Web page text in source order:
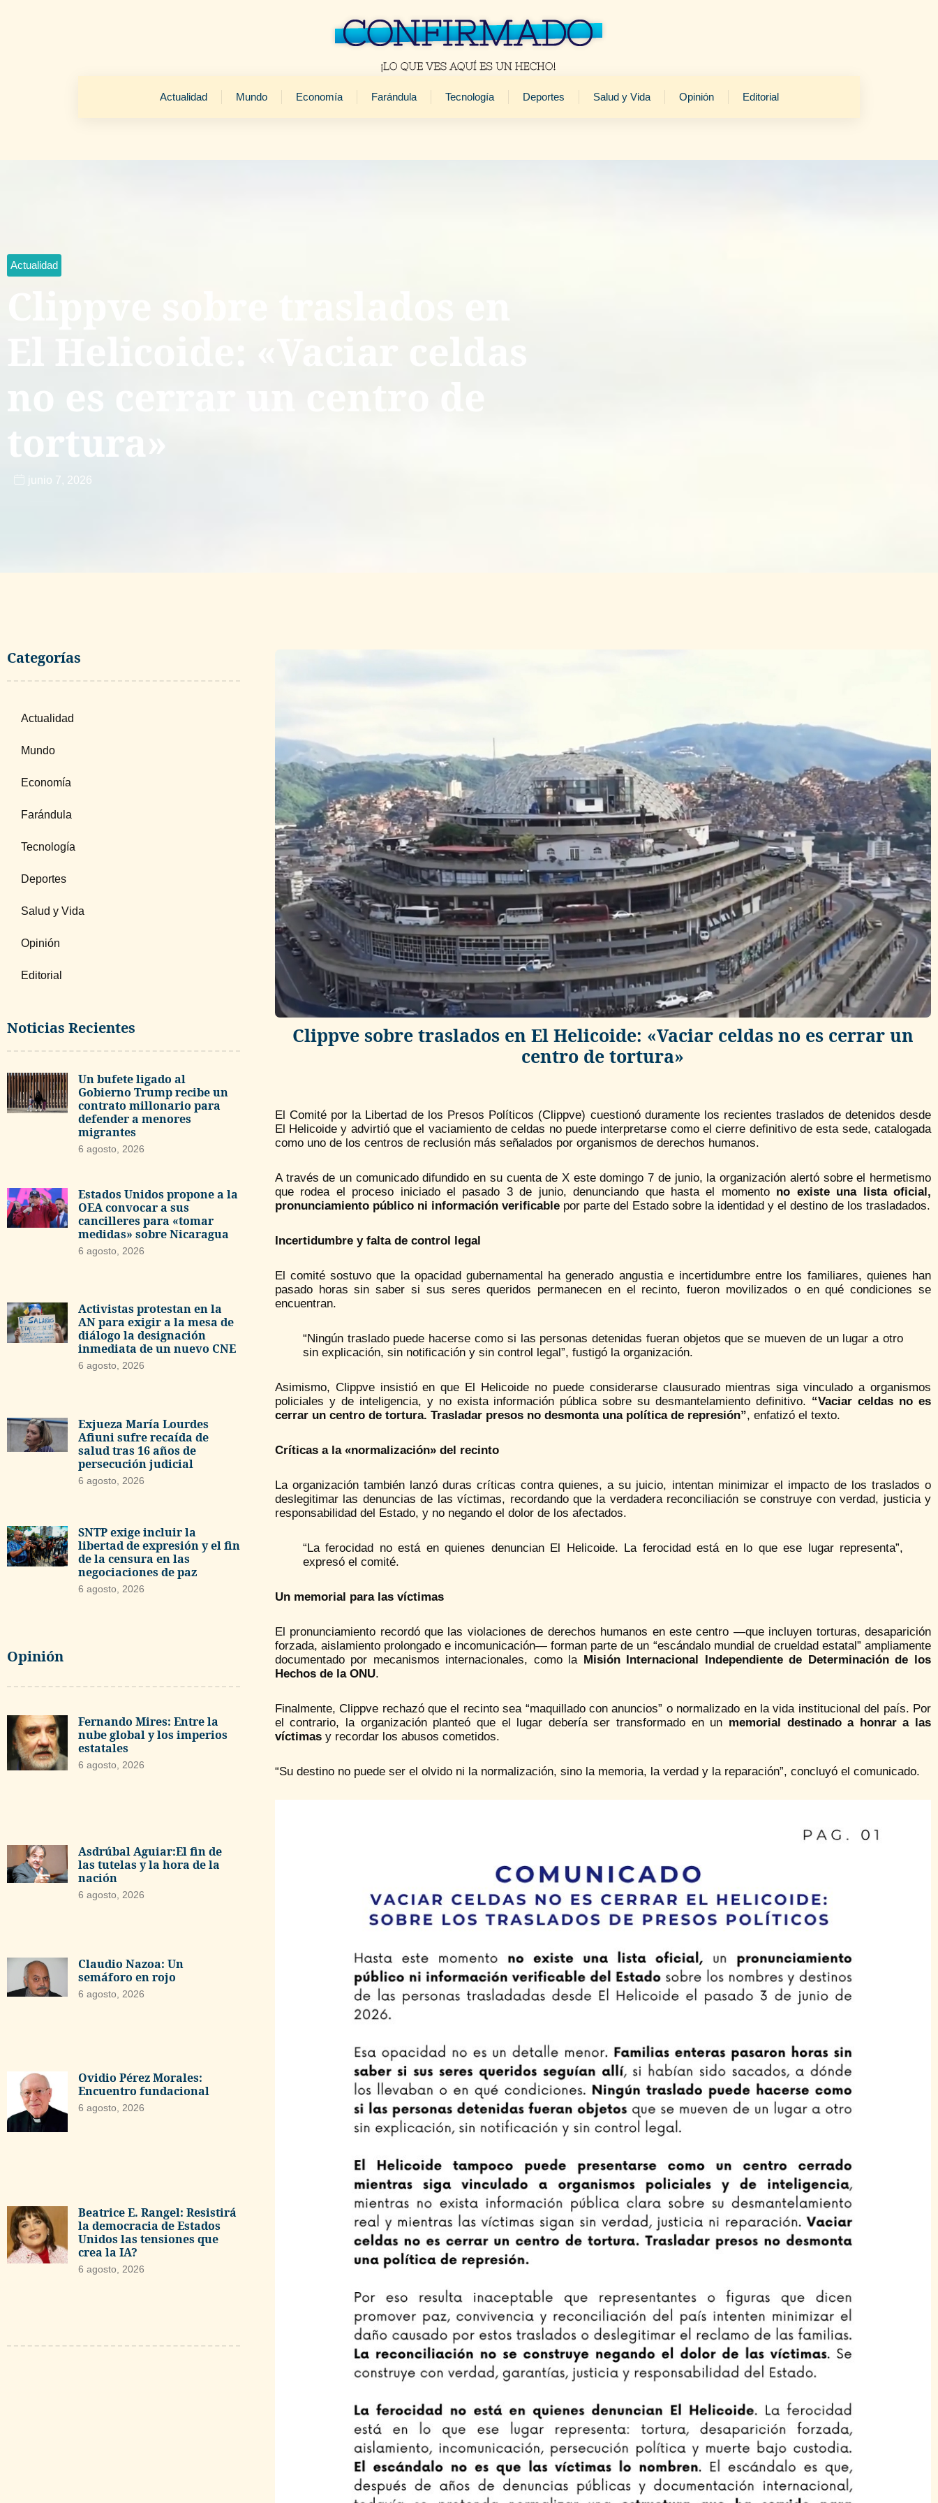
Actualidad Mundo Economía Farándula Tecnología Deportes Salud y Vida Opinión Editorial
Actualidad
tortura»
junio 7, 2026
Categorías
Actualidad
Mundo
Economía
Farándula
Tecnología
Deportes
Salud y Vida
Opinión
Editorial
Noticias Recientes
Un bufete ligado al
Gobierno Trump recibe un
contrato millonario para
defender a menores
migrantes
6 agosto, 2026
Estados Unidos propone a la
OEA convocar a sus
cancilleres para «tomar
medidas» sobre Nicaragua
6 agosto, 2026
Activistas protestan en la
AN para exigir a la mesa de
diálogo la designación
inmediata de un nuevo CNE
6 agosto, 2026
Exjueza María Lourdes
Afiuni sufre recaída de
salud tras 16 años de
persecución judicial
6 agosto, 2026
SNTP exige incluir la
libertad de expresión y el fin
de la censura en las
negociaciones de paz
6 agosto, 2026
Opinión
Fernando Mires: Entre la
nube global y los imperios
estatales
6 agosto, 2026
Asdrúbal Aguiar:El fin de
las tutelas y la hora de la
nación
6 agosto, 2026
Claudio Nazoa: Un
semáforo en rojo
6 agosto, 2026
Ovidio Pérez Morales:
Encuentro fundacional
6 agosto, 2026
Beatrice E. Rangel: Resistirá
la democracia de Estados
Unidos las tensiones que
crea la IA?
6 agosto, 2026
Clippve sobre traslados en El Helicoide: «Vaciar celdas no es cerrar un
centro de tortura»
El Comité por la Libertad de los Presos Políticos (Clippve) cuestionó duramente los recientes traslados de detenidos desde
El Helicoide y advirtió que el vaciamiento de celdas no puede interpretarse como el cierre definitivo de esta sede, catalogada
como uno de los centros de reclusión más señalados por organismos de derechos humanos.
A través de un comunicado difundido en su cuenta de X este domingo 7 de junio, la organización alertó sobre el hermetismo
que rodea el proceso iniciado el pasado 3 de junio, denunciando que hasta el momento no existe una lista oficial,
pronunciamiento público ni información verificablepor parte del Estado sobre la identidad y el destino de los trasladados.
Incertidumbre y falta de control legal
El comité sostuvo que la opacidad gubernamental ha generado angustia e incertidumbre entre los familiares, quienes han
pasado horas sin saber si sus seres queridos permanecen en el recinto, fueron movilizados o en qué condiciones se
encuentran.
“Ningún traslado puede hacerse como si las personas detenidas fueran objetos que se mueven de un lugar a otro
sin explicación, sin notificación y sin control legal”, fustigó la organización.
Asimismo, Clippve insistió en que El Helicoide no puede considerarse clausurado mientras siga vinculado a organismos
policiales y de inteligencia, y no exista información pública sobre su desmantelamiento definitivo. “Vaciar celdas no es
cerrar un centro de tortura. Trasladar presos no desmonta una política de represión”, enfatizó el texto.
Críticas a la «normalización» del recinto
La organización también lanzó duras críticas contra quienes, a su juicio, intentan minimizar el impacto de los traslados o
deslegitimar las denuncias de las víctimas, recordando que la verdadera reconciliación se construye con verdad, justicia y
responsabilidad del Estado, y no negando el dolor de los afectados.
“La ferocidad no está en quienes denuncian El Helicoide. La ferocidad está en lo que ese lugar representa”,
expresó el comité.
Un memorial para las víctimas
El pronunciamiento recordó que las violaciones de derechos humanos en este centro —que incluyen torturas, desaparición
forzada, aislamiento prolongado e incomunicación— forman parte de un “escándalo mundial de crueldad estatal” ampliamente
documentado por mecanismos internacionales, como la Misión Internacional Independiente de Determinación de los
Hechos de la ONU.
Finalmente, Clippve rechazó que el recinto sea “maquillado con anuncios” o normalizado en la vida institucional del país. Por
el contrario, la organización planteó que el lugar debería ser transformado en un memorial destinado a honrar a las
víctimasy recordar los abusos cometidos.
“Su destino no puede ser el olvido ni la normalización, sino la memoria, la verdad y la reparación”, concluyó el comunicado.